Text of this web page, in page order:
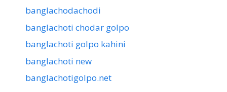
banglachodachodi
banglachoti chodar golpo
banglachoti golpo kahini
banglachoti new
banglachotigolpo.net